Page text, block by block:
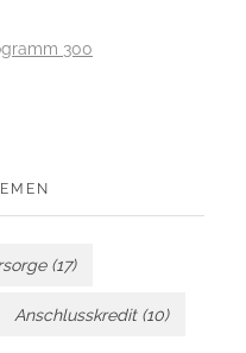
300
(17)
Anschlusskredit(10)